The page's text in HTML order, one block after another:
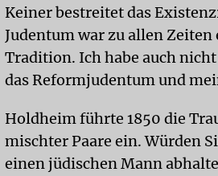
Keiner bestreitet das
Judentum war zu allen Zeiten
Tradition. Ich habe auch
das Reformjudentum und
Holdheim führte 1850 die
mischter Paare ein. Würden
einen jüdischen Mann